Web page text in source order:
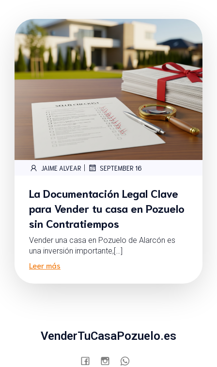
JAIME ALVEAR | SEPTEMBER 16
La Documentación Legal Clave
para Vender tu casa en Pozuelo
sin Contratiempos
Vender una casa en Pozuelo de Alarcón es
una inversión importante,[…]
Leer más
VenderTuCasaPozuelo.es